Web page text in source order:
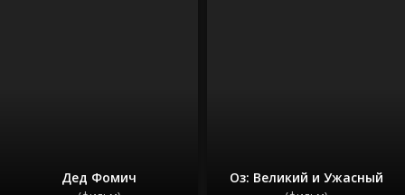
Дед Фомич Оз: Великий и Ужасный